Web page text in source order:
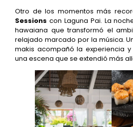
Otro de los momentos más
Sessions con Laguna Pai. La
hawaiana que transformó el
relajado marcado por la música.
makis acompañó la experiencia
una escena que se extendió más